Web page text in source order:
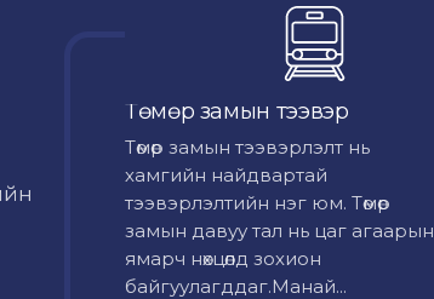
Төмөр замын тээвэр
Төмөр замын тээвэрлэлт нь
хамгийн найдвартай
тээвэрлэлтийн нэг юм. Төмөр
замын давуу тал нь цаг агаарын
ямарч нөхцөлд зохион
байгуулагддаг.Манай...